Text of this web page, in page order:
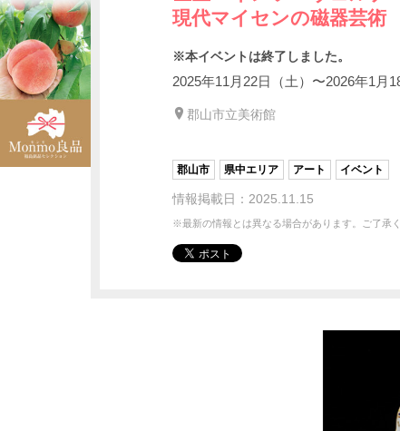
現代マイセンの磁器芸術
※本イベントは終了しました。
2025年11⽉22⽇（⼟）〜2026年1⽉
郡山市立美術館
郡山市 県中エリア アート イベント
情報掲載日：2025.11.15
※最新の情報とは異なる場合があります。ご了承く